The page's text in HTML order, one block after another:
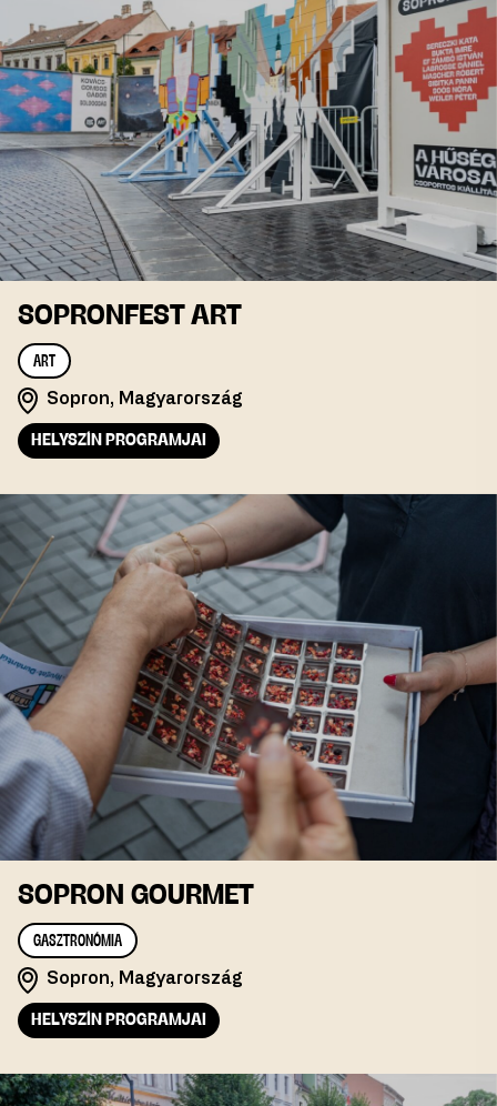
SOPRONFEST ART
ART
Sopron, Magyarország
HELYSZÍN PROGRAMJAI
SOPRON GOURMET
GASZTRONÓMIA
Sopron, Magyarország
HELYSZÍN PROGRAMJAI